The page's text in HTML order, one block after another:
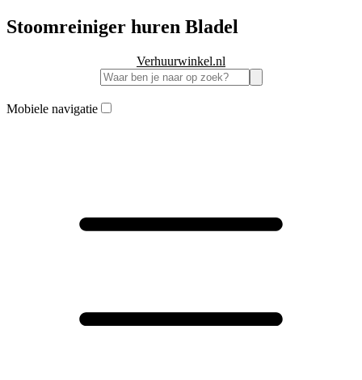
Stoomreiniger huren Bladel
Verhuurwinkel.nl
Mobiele navigatie